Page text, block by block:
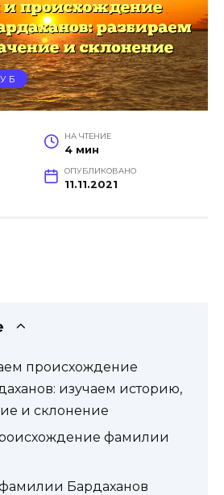
Б
НА ЧТЕНИЕ
4 мин
ОПУБЛИКОВАНО
11.11.2021
происхождение
изучаем историю,
и склонение
фамилии
Бардаханов